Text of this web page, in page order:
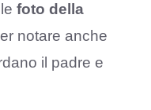
foto della
notare anche
il padre e